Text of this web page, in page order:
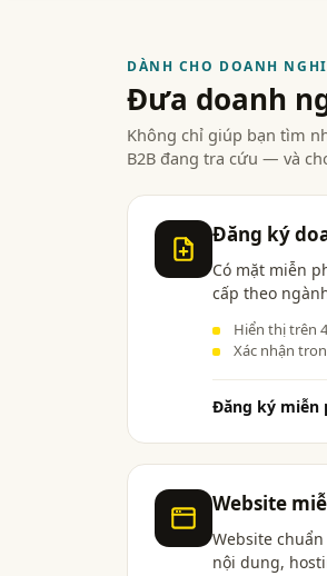
DÀNH CHO DOANH
Đưa doanh
Không chỉ giúp bạn tìm
B2B đang tra cứu — và
Đăng ký
Có mặt miễn
cấp theo
Hiển thị trên
Xác nhận
Đăng ký miễn
Website
Website
nội dung,